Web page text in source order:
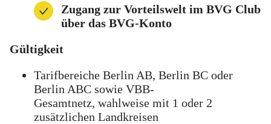
Zugang zur Vorteilswelt im BVG Club
über das BVG-Konto
Gültigkeit
Tarifbereiche Berlin AB, Berlin BC oder
Berlin ABC sowie VBB-
Gesamtnetz, wahlweise mit 1 oder 2
zusätzlichen Landkreisen